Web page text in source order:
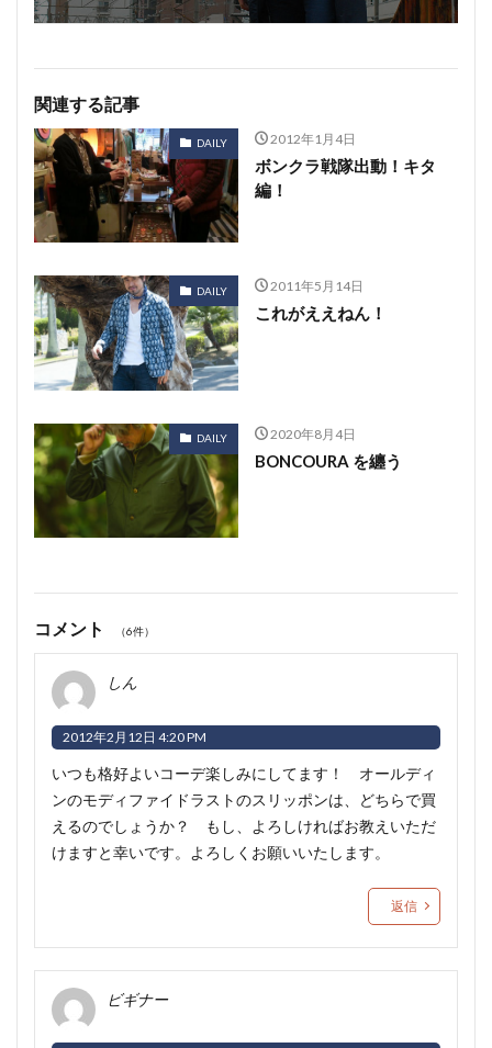
関連する記事
DAILY 2012年1月4日
ボンクラ戦隊出動！キタ
編！
DAILY 2011年5月14日
これがええねん！
DAILY 2020年8月4日
BONCOURA を纏う
コメント （6件）
しん
2012年2月12日 4:20 PM
いつも格好よいコーデ楽しみにしてます！ オールディ
ンのモディファイドラストのスリッポンは、どちらで買
えるのでしょうか？ もし、よろしければお教えいただ
けますと幸いです。よろしくお願いいたします。
返信
ビギナー